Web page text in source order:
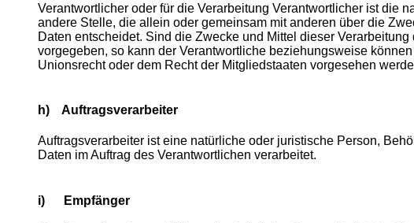
Verantwortlicher oder für die Verarbeitung Verantwortlicher ist die
andere Stelle, die allein oder gemeinsam mit anderen über die
Daten entscheidet. Sind die Zwecke und Mittel dieser
vorgegeben, so kann der Verantwortliche beziehungsweise
Unionsrecht oder dem Recht der Mitgliedstaaten vorgesehen
h) Auftragsverarbeiter
Auftragsverarbeiter ist eine natürliche oder juristische Person,
Daten im Auftrag des Verantwortlichen verarbeitet.
i) Empfänger